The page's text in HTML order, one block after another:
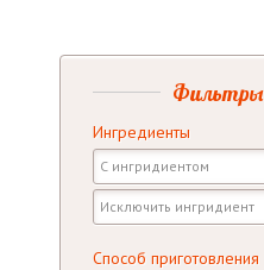
Фильтры
Ингредиенты
Способ приготовления